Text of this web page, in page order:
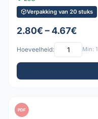
Verpakking van 20 stuks
2.80€ – 4.67€
Hoeveelheid: Min: 1
PDF